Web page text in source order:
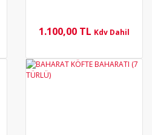
1.100,00 TL Kdv Dahil